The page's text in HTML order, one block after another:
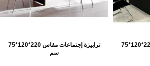
ترابيزة إجتماعات مقاس 220*120*75
ترابيزة إجتماعات مقاس 220*120*75
سم